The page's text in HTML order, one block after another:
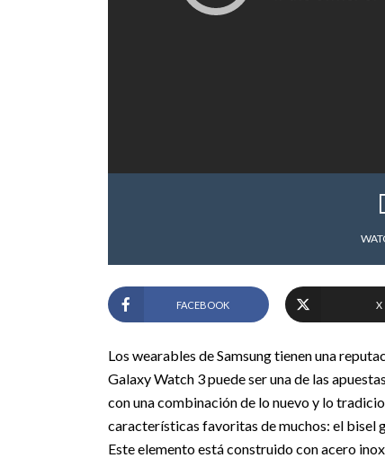
FACEBOOK X
Los wearables de Samsung tienen una
Galaxy Watch 3 puede ser una de las
con una combinación de lo nuevo y lo
características favoritas de muchos: el
Este elemento está construido con acero